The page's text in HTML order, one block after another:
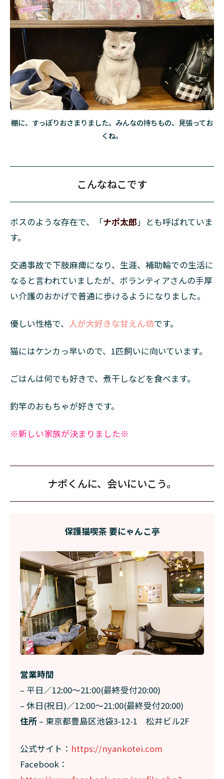
棚に、すっぽりおさまりました。みんなの持ちもの、見張ってお
くね。
こんなねこです
ボスのような存在で、「ナポ太郎」とも呼ばれていま
す。
交通事故で下肢麻痺になり、生涯、補助輪での生活に
なると言われていましたが、ボランティアさんの手厚
い介護のおかげで普通に歩けるようになりました。
優しい性格で、 人が大好きな甘えん坊です。
猫にはケンカっ早いので、1匹飼いに向いています。
ごはんは何でも好きで、煮干しなどを食べます。
釣竿のおもちゃが好きです。
※新しい家族が決まりました※
ナポくんに、会いにいこう。
保護猫喫茶 要にゃんこ亭
営業時間
– 平日／12:00～21:00(最終受付20:00)
– 休日(祝日)／12:00～21:00(最終受付20:00)
住所 – 東京都豊島区池袋3-12-1 松井ビル2F
公式サイト： https://nyankotei.com
Facebook：